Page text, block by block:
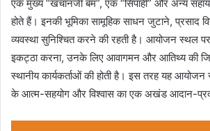
एक मुख्य “खचानजी बम”, एक “सिपाही” और अन्य
होते हैं। इनकी भूमिका सामूहिक साधन जुटाने, प्रसाद
व्यवस्था सुनिश्चित करने की रहती है। आयोजन स्थल
इकट्ठा करना, उनके लिए आवागमन और आतिथ्य की
स्थानीय कार्यकर्ताओं की होती है। इस तरह यह आयोजन
के आत्म-सहयोग और विश्वास का एक अखंड आदान-